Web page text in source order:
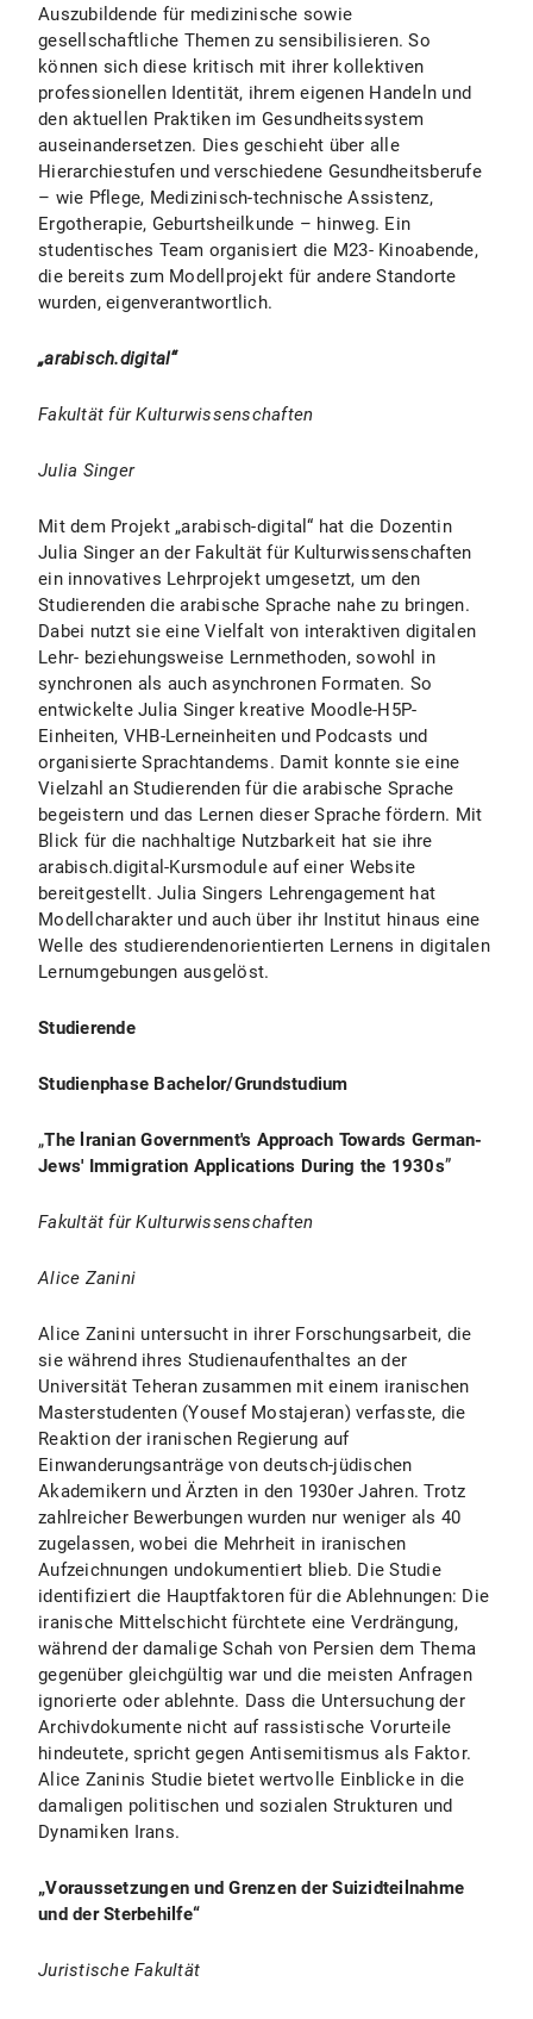
Auszubildende für medizinische sowie
gesellschaftliche Themen zu sensibilisieren. So
können sich diese kritisch mit ihrer kollektiven
professionellen Identität, ihrem eigenen Handeln und
den aktuellen Praktiken im Gesundheitssystem
auseinandersetzen. Dies geschieht über alle
Hierarchiestufen und verschiedene Gesundheitsberufe
– wie Pflege, Medizinisch-technische Assistenz,
Ergotherapie, Geburtsheilkunde – hinweg. Ein
studentisches Team organisiert die M23- Kinoabende,
die bereits zum Modellprojekt für andere Standorte
wurden, eigenverantwortlich.
„arabisch.digital“
Fakultät für Kulturwissenschaften
Julia Singer
Mit dem Projekt „arabisch-digital“ hat die Dozentin
Julia Singer an der Fakultät für Kulturwissenschaften
ein innovatives Lehrprojekt umgesetzt, um den
Studierenden die arabische Sprache nahe zu bringen.
Dabei nutzt sie eine Vielfalt von interaktiven digitalen
Lehr- beziehungsweise Lernmethoden, sowohl in
synchronen als auch asynchronen Formaten. So
entwickelte Julia Singer kreative Moodle-H5P-
Einheiten, VHB-Lerneinheiten und Podcasts und
organisierte Sprachtandems. Damit konnte sie eine
Vielzahl an Studierenden für die arabische Sprache
begeistern und das Lernen dieser Sprache fördern. Mit
Blick für die nachhaltige Nutzbarkeit hat sie ihre
arabisch.digital-Kursmodule auf einer Website
bereitgestellt. Julia Singers Lehrengagement hat
Modellcharakter und auch über ihr Institut hinaus eine
Welle des studierendenorientierten Lernens in digitalen
Lernumgebungen ausgelöst.
Studierende
Studienphase Bachelor/Grundstudium
„The lranian Government's Approach Towards German-
Jews' Immigration Applications During the 1930s”
Fakultät für Kulturwissenschaften
Alice Zanini
Alice Zanini untersucht in ihrer Forschungsarbeit, die
sie während ihres Studienaufenthaltes an der
Universität Teheran zusammen mit einem iranischen
Masterstudenten (Yousef Mostajeran) verfasste, die
Reaktion der iranischen Regierung auf
Einwanderungsanträge von deutsch-jüdischen
Akademikern und Ärzten in den 1930er Jahren. Trotz
zahlreicher Bewerbungen wurden nur weniger als 40
zugelassen, wobei die Mehrheit in iranischen
Aufzeichnungen undokumentiert blieb. Die Studie
identifiziert die Hauptfaktoren für die Ablehnungen: Die
iranische Mittelschicht fürchtete eine Verdrängung,
während der damalige Schah von Persien dem Thema
gegenüber gleichgültig war und die meisten Anfragen
ignorierte oder ablehnte. Dass die Untersuchung der
Archivdokumente nicht auf rassistische Vorurteile
hindeutete, spricht gegen Antisemitismus als Faktor.
Alice Zaninis Studie bietet wertvolle Einblicke in die
damaligen politischen und sozialen Strukturen und
Dynamiken Irans.
„Voraussetzungen und Grenzen der Suizidteilnahme
und der Sterbehilfe“
Juristische Fakultät